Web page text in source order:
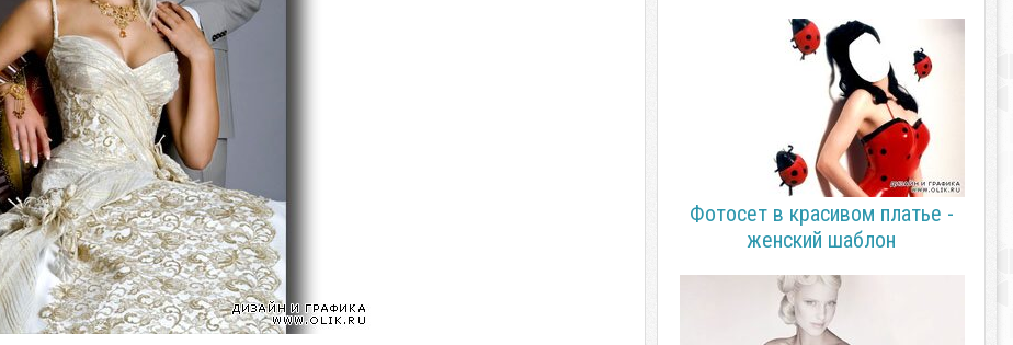
Фотосет в красивом платье -
женский шаблон